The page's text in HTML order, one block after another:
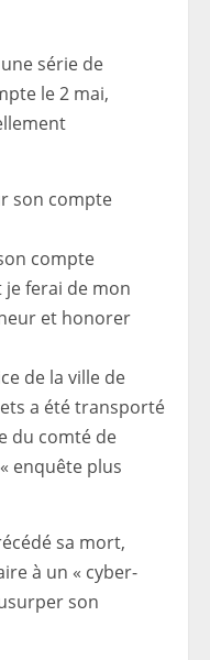
série de
le 2 mai,
compte
je ferai de mon
et honorer
de la ville de
a été transporté
du comté de
enquête plus
sa mort,
à un « cyber-
son